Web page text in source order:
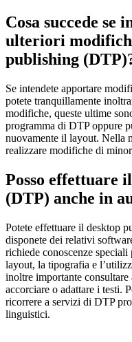
Cosa succede se
ulteriori
publishing
Se intendete apportare
potete tranquillamente
modifiche, queste ultime
programma di DTP oppure
nuovamente il layout. Nella
realizzare modifiche di
Posso effettuare
(DTP) anche in
Potete effettuare il desktop
disponete dei relativi
richiede conoscenze
layout, la tipografia e
inoltre importante
accorciare o adattare i testi.
ricorrere a servizi di DTP
linguistici.